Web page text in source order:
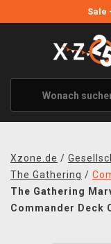
Sale
ANGEBOTE
ALLE MARKEN
XZONE
KLEIDUNG &
BÜCHER &
BRETT- UND
Xzone.de /
The Gathering /
The Gathering
Commander Deck